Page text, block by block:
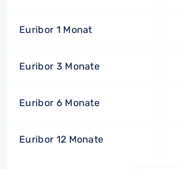
Euribor 1 Monat
Euribor 3 Monate
Euribor 6 Monate
Euribor 12 Monate